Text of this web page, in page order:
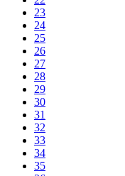
23
24
25
26
27
28
29
30
31
32
33
34
35